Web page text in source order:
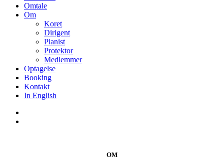
Omtale
Om
Koret
Dirigent
Pianist
Protektor
Medlemmer
Optagelse
Booking
Kontakt
In English
OM